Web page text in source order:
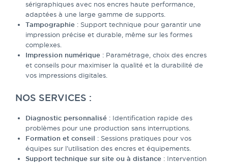
sérigraphiques avec nos encres haute performance,
adaptées à une large gamme de supports.
Tampographie : Support technique pour garantir une
impression précise et durable, même sur les formes
complexes.
Impression numérique : Paramétrage, choix des encres
et conseils pour maximiser la qualité et la durabilité de
vos impressions digitales.
NOS SERVICES :
Diagnostic personnalisé : Identification rapide des
problèmes pour une production sans interruptions.
Formation et conseil : Sessions pratiques pour vos
équipes sur l’utilisation des encres et équipements.
Support technique sur site ou à distance : Intervention